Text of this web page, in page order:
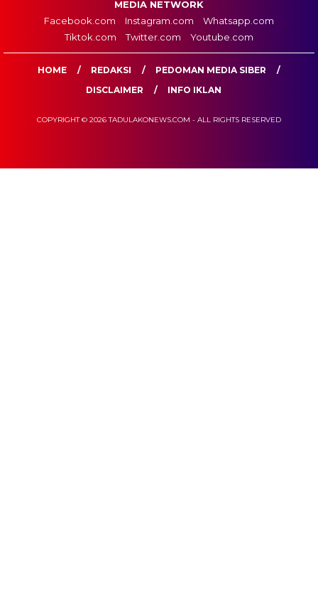
MEDIA NETWORK
Facebook.com
Instagram.com
Whatsapp.com
Tiktok.com
Twitter.com Youtube.com
HOME REDAKSI
PEDOMAN MEDIA SIBER
DISCLAIMER
INFO IKLAN
COPYRIGHT © 2026 TADULAKONEWS.COM - ALL RIGHTS RESERVED